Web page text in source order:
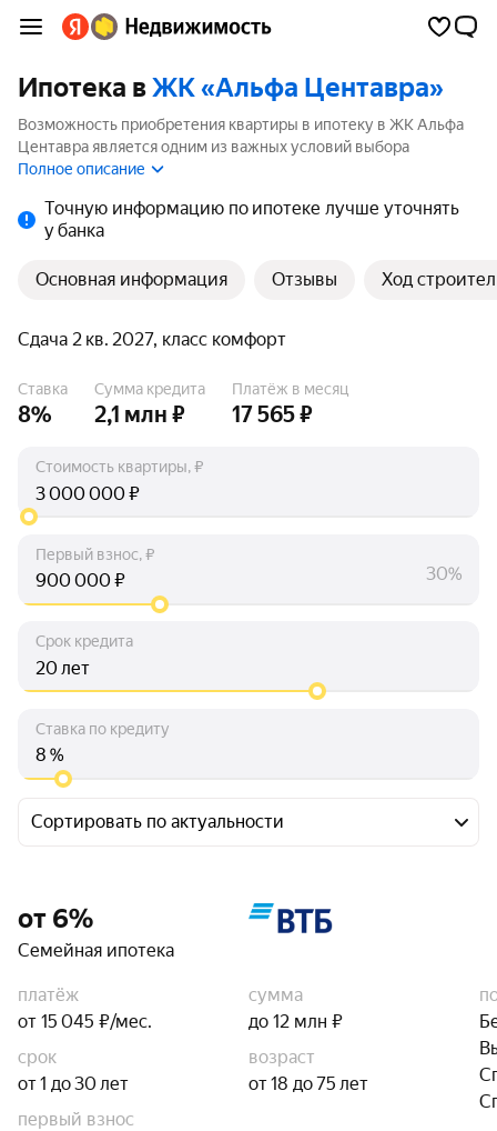
Ипотека вЖК «Альфа Центавра»
Возможность приобретения квартиры в ипотеку в ЖК Альфа
Центавра является одним из важных условий выбора
квартиры. На странице мы собрали программы кредитования
Полное описание
Точную информацию по ипотеке лучше уточнять
у банка
Основная информация Отзывы Ход
Сдача 2 кв. 2027, класс комфорт
Ставка
8%
Сумма кредита
2,1 млн ₽
Платёж в месяц
17 565 ₽
Стоимость квартиры, ₽
₽
Первый взнос, ₽
₽ 30%
Срок кредита
лет
Ставка по кредиту
%
Сортировать по актуальности
от 6%
Семейная ипотека
платёж
от 15 045 ₽/мес.
сумма
до 12 млн ₽
срок
от 1 до 30 лет
возраст
от 18 до 75 лет
первый взнос